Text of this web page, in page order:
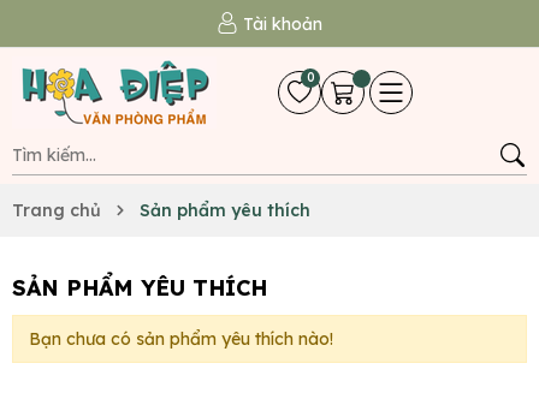
Tài khoản
0
Trang chủ Sản phẩm yêu thích
SẢN PHẨM YÊU THÍCH
Bạn chưa có sản phẩm yêu thích nào!